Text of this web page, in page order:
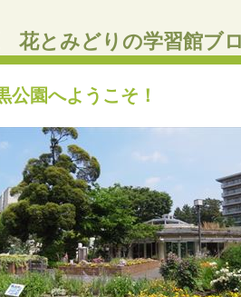
花とみどりの学習館ブ
公園へようこそ！